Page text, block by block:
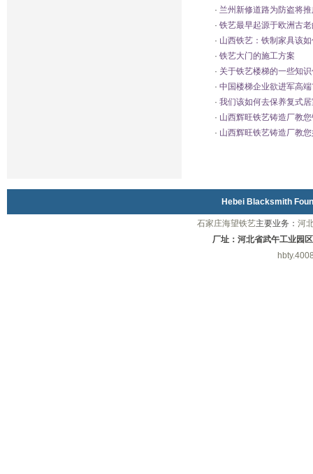
· 兰州新修道路为防盗将
· 铁艺最早起源于欧洲古
· 山西铁艺：铁制家具该
· 铁艺大门的施工方案
· 关于铁艺楼梯的一些知
· 中国楼梯企业欲进军高
· 我们该如何去保养复式
· 山西辉旺铁艺铸造厂教
· 山西辉旺铁艺铸造厂教
Hebei Blacksmith
石家庄海望铁艺主要业务： 河
厂址：河北省武午工业园